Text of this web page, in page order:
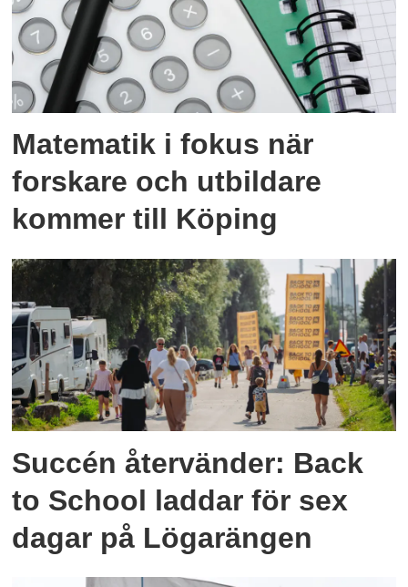
Matematik i fokus när
forskare och utbildare
kommer till Köping
Succén återvänder: Back
to School laddar för sex
dagar på Lögarängen